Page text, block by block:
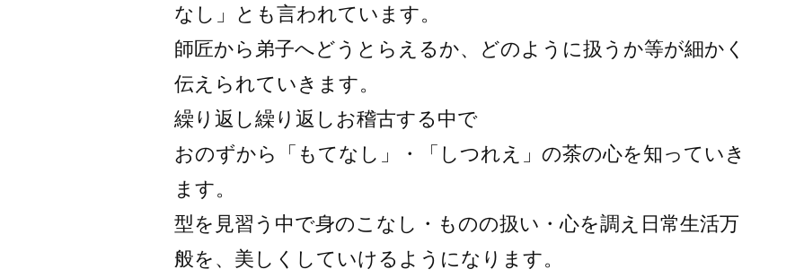
なし」とも言われています。
師匠から弟子へどうとらえるか、どのように扱うか等が細かく
伝えられていきます。
繰り返し繰り返しお稽古する中で
おのずから「もてなし」・「しつれえ」の茶の心を知っていき
ます。
型を見習う中で身のこなし・ものの扱い・心を調え日常生活万
般を、美しくしていけるようになります。